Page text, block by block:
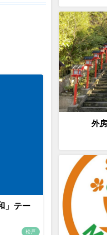
」テー
松戸
外